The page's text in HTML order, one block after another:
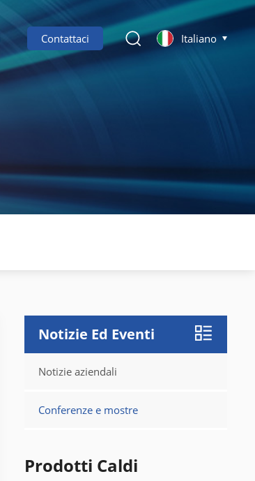
Contattaci Italiano
Notizie Ed Eventi
Notizie aziendali
Conferenze e mostre
Prodotti Caldi